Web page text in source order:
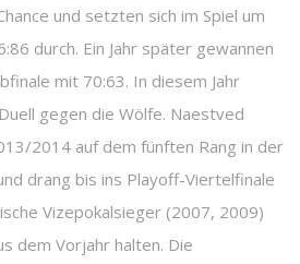
und setzten sich im Spiel um
durch. Ein Jahr später gewannen
mit 70:63. In diesem Jahr
gegen die Wölfe. Naestved
2014 auf dem fünften Rang in der
drang bis ins Playoff-Viertelfinale
Vizepokalsieger (2007, 2009)
dem Vorjahr halten. Die